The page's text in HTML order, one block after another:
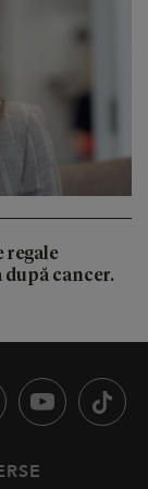
regale
cancer.